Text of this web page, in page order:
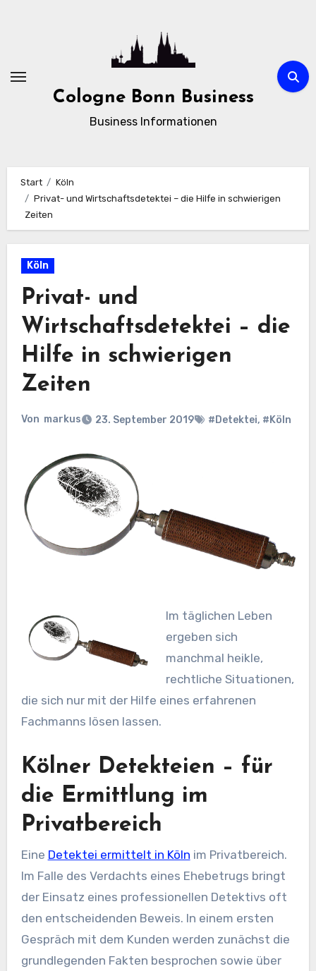
Cologne Bonn Business
Business Informationen
Start
Köln
Privat- und Wirtschaftsdetektei – die Hilfe in schwierigen
Zeiten
Köln
Privat- und
Wirtschaftsdetektei – die
Hilfe in schwierigen
Zeiten
Von markus 23. September 2019 #Detektei, #Köln
Im täglichen Leben
ergeben sich
manchmal heikle,
rechtliche Situationen,
die sich nur mit der Hilfe eines erfahrenen
Fachmanns lösen lassen.
Kölner Detekteien – für
die Ermittlung im
Privatbereich
Eine Detektei ermittelt in Köln im Privatbereich.
Im Falle des Verdachts eines Ehebetrugs bringt
der Einsatz eines professionellen Detektivs oft
den entscheidenden Beweis. In einem ersten
Gespräch mit dem Kunden werden zunächst die
grundlegenden Fakten besprochen sowie über